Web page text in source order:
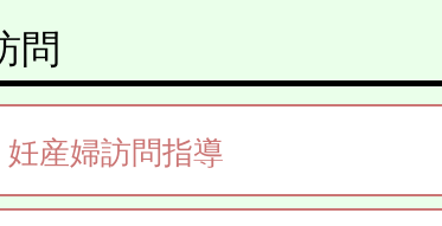
問
妊産婦訪問指導